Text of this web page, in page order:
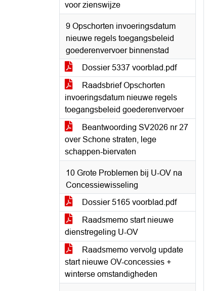
voor zienswijze
9 Opschorten invoeringsdatum
nieuwe regels toegangsbeleid
goederenvervoer binnenstad
Dossier 5337 voorblad.pdf
Raadsbrief Opschorten
invoeringsdatum nieuwe regels
toegangsbeleid goederenvervoer
Beantwoording SV2026 nr 27
over Schone straten, lege
schappen-biervaten
10 Grote Problemen bij U-OV na
Concessiewisseling
Dossier 5165 voorblad.pdf
Raadsmemo start nieuwe
dienstregeling U-OV
Raadsmemo vervolg update
start nieuwe OV-concessies +
winterse omstandigheden